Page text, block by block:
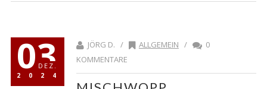
03
DEZ.
2024
JÖRG D. / ALLGEMEIN /
0
KOMMENTARE